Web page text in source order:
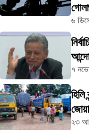
৬
৭
হিলি
২৩